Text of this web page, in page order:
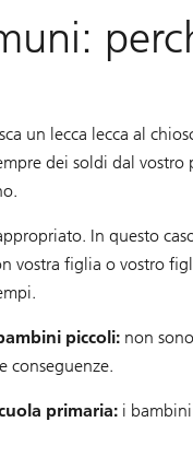
un lecca lecca al
dei soldi dal
In questo
vostra figlia o vostro
piccoli: non
conseguenze.
primaria: i